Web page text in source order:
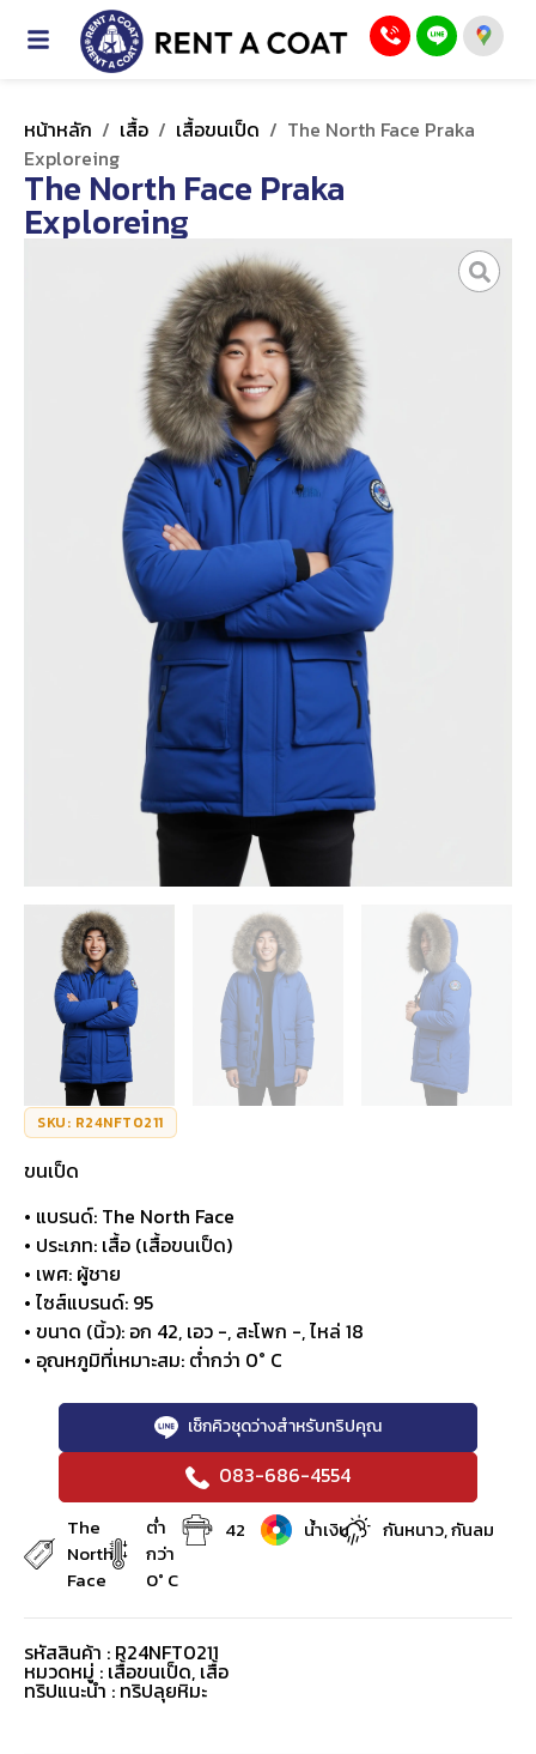
หน้าหลัก / เสื้อ / เสื้อขนเป็ด / The North Face Praka
Exploreing
The North Face Praka
Exploreing
SKU: R24NFT0211
ขนเป็ด
• แบรนด์: The North Face
• ประเภท: เสื้อ (เสื้อขนเป็ด)
• เพศ: ผู้ชาย
• ไซส์แบรนด์: 95
• ขนาด (นิ้ว): อก 42, เอว -, สะโพก -, ไหล่ 18
• อุณหภูมิที่เหมาะสม: ต่ำกว่า 0° C
เช็กคิวชุดว่างสำหรับทริปคุณ
083-686-4554
The
North
Face
ต่ำ
กว่า
0° C
42 น้ำเงิน กันหนาว, กันลม
รหัสสินค้า : R24NFT0211
หมวดหมู่ : เสื้อขนเป็ด, เสื้อ
ทริปแนะนำ : ทริปลุยหิมะ